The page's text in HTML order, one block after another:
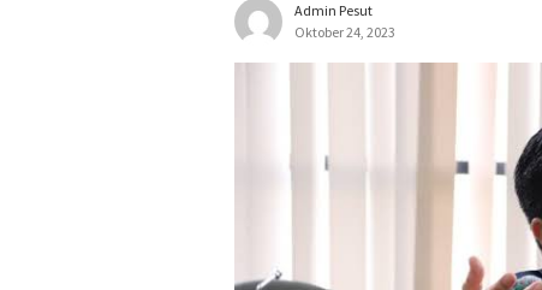
Admin Pesut
Oktober 24, 2023